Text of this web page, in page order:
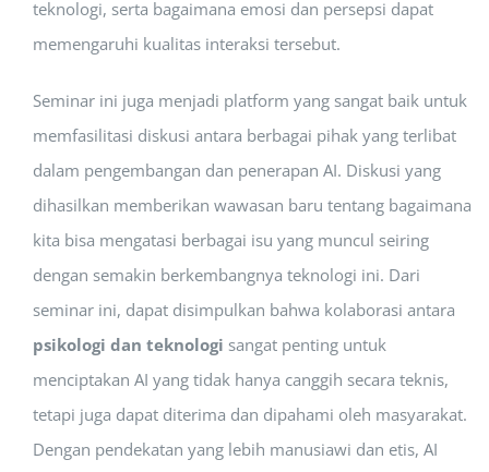
teknologi, serta bagaimana emosi dan persepsi dapat
memengaruhi kualitas interaksi tersebut.
Seminar ini juga menjadi platform yang sangat baik untuk
memfasilitasi diskusi antara berbagai pihak yang terlibat
dalam pengembangan dan penerapan AI. Diskusi yang
dihasilkan memberikan wawasan baru tentang bagaimana
kita bisa mengatasi berbagai isu yang muncul seiring
dengan semakin berkembangnya teknologi ini. Dari
seminar ini, dapat disimpulkan bahwa kolaborasi antara
psikologi dan teknologi sangat penting untuk
menciptakan AI yang tidak hanya canggih secara teknis,
tetapi juga dapat diterima dan dipahami oleh masyarakat.
Dengan pendekatan yang lebih manusiawi dan etis, AI